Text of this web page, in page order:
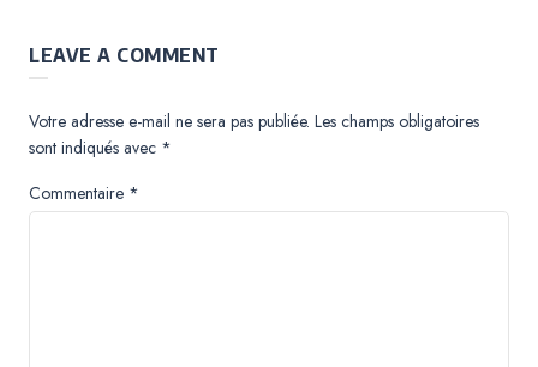
LEAVE A COMMENT
Votre adresse e-mail ne sera pas publiée. Les champs obligatoires
sont indiqués avec *
Commentaire *